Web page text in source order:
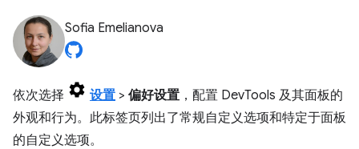
Sofia Emelianova
依次选择 设置 > 偏好设置 ，配置 DevTools 及其面板的
外观和行为。此标签页列出了常规自定义选项和特定于面板
的自定义选项。